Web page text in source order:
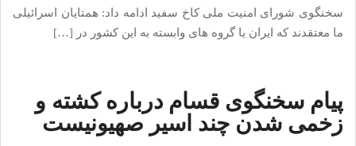
سخنگوی شورای امنیت ملی کاخ سفید ادامه داد: همتایان اسرائیلی
ما معتقدند که ایران یا گروه های وابسته به این کشور در […]
پیام سخنگوی قسام درباره کشته و
زخمی شدن چند اسیر صهیونیست